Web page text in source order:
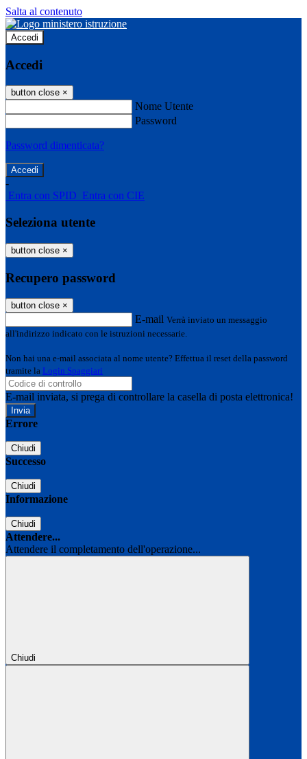
Salta al contenuto
Accedi
Accedi
button close ×
Nome Utente
Password
Password dimenticata?
-
Entra con SPID Entra con CIE
Seleziona utente
button close ×
Recupero password
button close ×
E-mail Verrà inviato un messaggio
all'indirizzo indicato con le istruzioni necessarie.
Non hai una e-mail associata al nome utente? Effettua il reset della password
tramite la Login Spaggiari
E-mail inviata, si prega di controllare la casella di posta elettronica!
Errore
Chiudi
Successo
Chiudi
Informazione
Chiudi
Attendere...
Attendere il completamento dell'operazione...
Chiudi